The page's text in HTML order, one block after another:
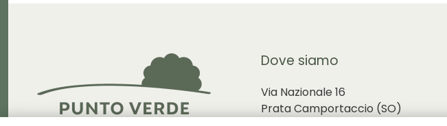
Dove siamo
Via Nazionale 16
Prata Camportaccio (SO)